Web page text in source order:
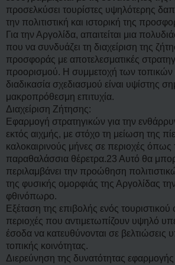
προσελκύσει τουρίστες υψηλότερης
την πολιτιστική και ιστορική της
Για την Αργολίδα, απαιτείται μια
που να συνδυάζει τη διαχείριση της
προσφοράς με αποτελεσματικές
προορισμού. Η συμμετοχή των τοπικών
διαδικασία σχεδιασμού είναι υψίστης
μακροπρόθεσμη επιτυχία.
Διαχείριση Ζήτησης:
Εφαρμογή στρατηγικών για την
εκτός αιχμής, με στόχο τη μείωση της
καλοκαιρινούς μήνες σε περιοχές όπως
παραθαλάσσια θέρετρα.23 Αυτό θα
περιλαμβάνει την προώθηση
της φυσικής ομορφιάς της Αργολίδας
φθινόπωρο.
Εξέταση της επιβολής ενός
περιοχές που αντιμετωπίζουν υψηλό
έσοδα να κατευθύνονται σε βελτιώσεις
τοπικής κοινότητας.
Διερεύνηση της δυνατότητας